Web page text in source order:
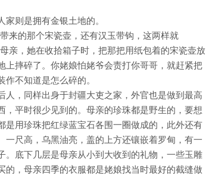
则是拥有金银土地的。
来的那个宋瓷壶，还有汉玉带钩，这两样就
亲，她在收拾箱子时，把那把用纸包着的宋瓷壶放
摔碎了。你姥娘怕姥爷会责打你哥哥，就赶紧把
不知道是怎么碎的。
，同样出身于封疆大吏之家，外官也是做到最高
平时很少见到的。母亲的珍珠都是野生的，要想
用珍珠把红绿蓝宝石各围一圈做成的，此外还有
尺高，乌黑油亮，盖的上方还镶嵌着罗甸，有一
底下几层是母亲从小到大收到的礼物，一些玉雕
，母亲四季的衣服都是姥娘找当时最好的截缝做